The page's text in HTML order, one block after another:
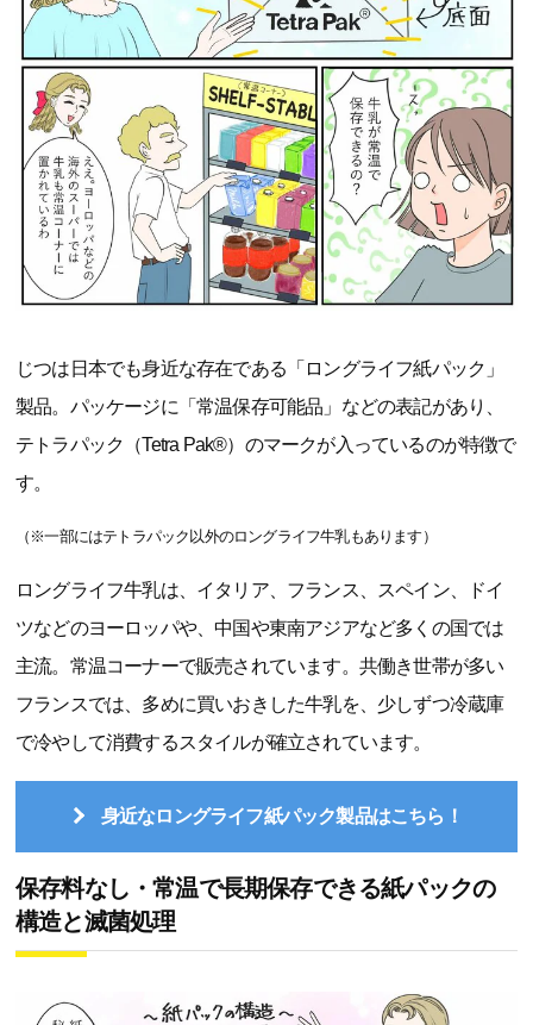
じつは日本でも身近な存在である「ロングライフ紙パック」
製品。パッケージに「常温保存可能品」などの表記があり、
テトラパック（Tetra Pak®）のマークが入っているのが特徴で
す。
（※一部にはテトラパック以外のロングライフ牛乳もあります）
ロングライフ牛乳は、イタリア、フランス、スペイン、ドイ
ツなどのヨーロッパや、中国や東南アジアなど多くの国では
主流。常温コーナーで販売されています。共働き世帯が多い
フランスでは、多めに買いおきした牛乳を、少しずつ冷蔵庫
で冷やして消費するスタイルが確立されています。
身近なロングライフ紙パック製品はこちら！
保存料なし・常温で長期保存できる紙パックの
構造と滅菌処理